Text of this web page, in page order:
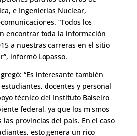
e Ingenierías Nuclear,
“Todos los
encontrar toda la información
a nuestras carreras en el sitio
informó Lopasso.
“Es interesante también
docentes y personal
técnico del Instituto Balseiro
federal, ya que los mismos
las provincias del país. En el caso
esto genera un rico